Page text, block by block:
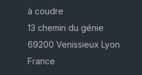
à coudre
13 chemin du génie
69200 Venissieux Lyon
France